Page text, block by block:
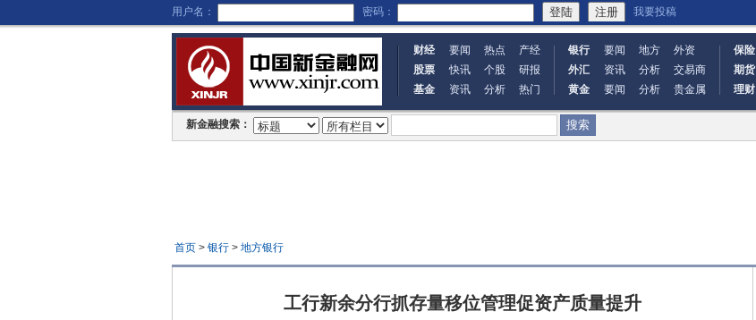
用户名： 密码： 我要投稿
财经 要闻 热点
产经
股票
快讯 个股
研报
基金
资讯 分析 热门
银行 要闻 地方
外资
外汇
资讯 分析
交易商
黄金
要闻 分析 贵金属
保险
期货
理财
新金融搜索：
首页> 银行> 地方银行
工行新余分行抓存量移位管理促资产质量提升